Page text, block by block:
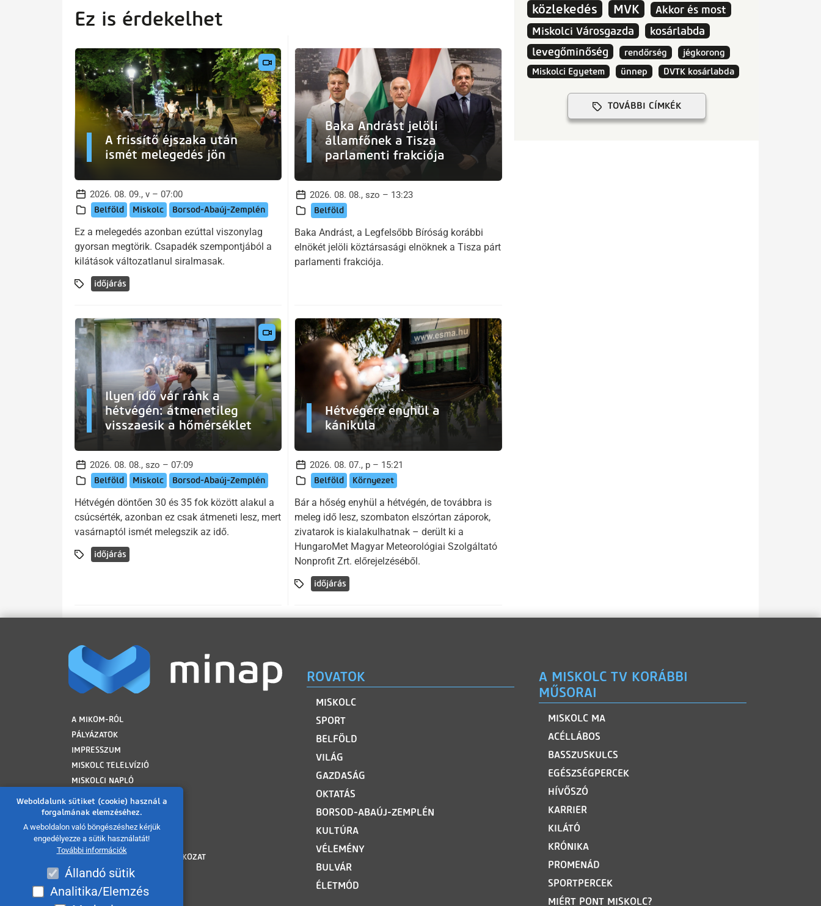
Weboldalunk sütiket (cookie) használ a
forgalmának elemzéséhez.
A weboldalon való böngészéshez kérjük
engedélyezze a sütik használatát!
További információk
Állandó sütik
Analitika/Elemzés
Ez is érdekelhet
A frissítő éjszaka után
ismét melegedés jön
2026. 08. 09., v – 07:00
Belföld Miskolc Borsod-Abaúj-Zemplén
Ez a melegedés azonban ezúttal viszonylag
gyorsan megtörik. Csapadék szempontjából a
kilátások változatlanul siralmasak.
időjárás
Baka Andrást jelöli
államfőnek a Tisza
parlamenti frakciója
2026. 08. 08., szo – 13:23
Belföld
Baka Andrást, a Legfelsőbb Bíróság korábbi
elnökét jelöli köztársasági elnöknek a Tisza párt
parlamenti frakciója.
Ilyen idő vár ránk a
hétvégén: átmenetileg
visszaesik a hőmérséklet
2026. 08. 08., szo – 07:09
Belföld Miskolc Borsod-Abaúj-Zemplén
Hétvégén döntően 30 és 35 fok között alakul a
csúcsérték, azonban ez csak átmeneti lesz, mert
vasárnaptól ismét melegszik az idő.
időjárás
Hétvégére enyhül a
kánikula
2026. 08. 07., p – 15:21
Belföld Környezet
Bár a hőség enyhül a hétvégén, de továbbra is
meleg idő lesz, szombaton elszórtan záporok,
zivatarok is kialakulhatnak – derült ki a
HungaroMet Magyar Meteorológiai Szolgáltató
Nonprofit Zrt. előrejelzéséből.
időjárás
közlekedés MVK
Akkor és most
Miskolci Városgazda
kosárlabda
levegőminőség
rendőrség
jégkorong
Miskolci Egyetem
ünnep DVTK kosárlabda
TOVÁBBI CÍMKÉK
LÁBLÉC
A MIKOM-RÓL
PÁLYÁZATOK
IMPRESSZUM
MISKOLC TELELVÍZIÓ
MISKOLCI NAPLÓ
MINAP ARCHÍVUM
FELHASZNÁLÁSI FELTÉTELEK
ADATVÉDELMI TÁJÉKOZTATÓ
SÜTI TÁJÉKOZTATÓ
AKADÁLYMENTESÍTÉSI NYILATKOZAT
KÖZÉRDEKŰ ADATOK
KÖZADATKERESŐ
VISSZAÉLÉS BEJELENTÉS
ROVATOK
MISKOLC
SPORT
BELFÖLD
VILÁG
GAZDASÁG
OKTATÁS
BORSOD-ABAÚJ-ZEMPLÉN
KULTÚRA
VÉLEMÉNY
BULVÁR
ÉLETMÓD
A MISKOLC TV KORÁBBI
MŰSORAI
MISKOLC MA
ACÉLLÁBOS
BASSZUSKULCS
EGÉSZSÉGPERCEK
HÍVŐSZÓ
KARRIER
KILÁTÓ
KRÓNIKA
PROMENÁD
SPORTPERCEK
MIÉRT PONT MISKOLC?